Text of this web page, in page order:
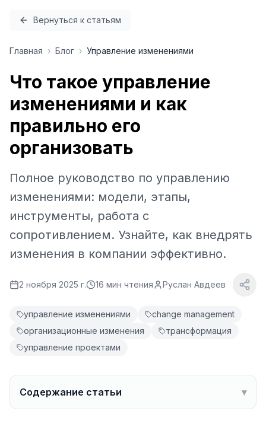
Вернуться к статьям
Главная › Блог › Управление изменениями
Что такое управление
изменениями и как
правильно его
организовать
Полное руководство по управлению
изменениями: модели, этапы,
инструменты, работа с
сопротивлением. Узнайте, как внедрять
изменения в компании эффективно.
2 ноября 2025 г. 16 мин чтения Руслан Авдеев
управление изменениями
change management
организационные изменения
трансформация
управление проектами
Содержание статьи ▾